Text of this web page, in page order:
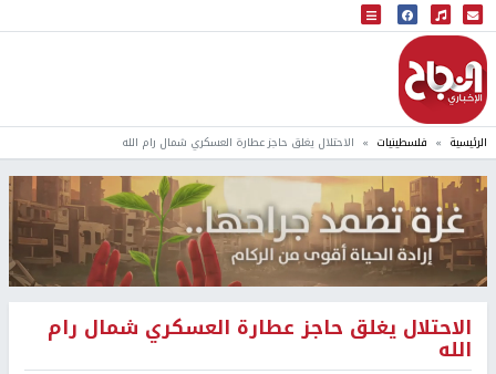
البث المباشر
إذاعة النجاح
الرئيسية فلسطينيات الاحتلال يغلق حاجز عطارة العسكري شمال رام الله
الاحتلال يغلق حاجز عطارة العسكري شمال رام
الله